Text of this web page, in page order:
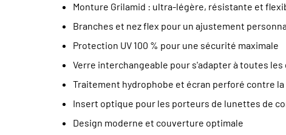
Monture Grilamid : ultra-légère, résistante et
Branches et nez flex pour un ajustement
Protection UV 100 % pour une sécurité maximale
Verre interchangeable pour s'adapter à toutes
Traitement hydrophobe et écran perforé contre la
Insert optique pour les porteurs de lunettes de
Design moderne et couverture optimale